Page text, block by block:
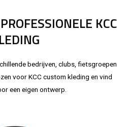
KCC
bedrijven, clubs, fietsgroepen
voor KCC custom kleding en vind
een eigen ontwerp.